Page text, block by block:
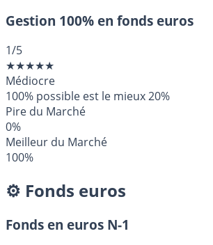
Gestion 100% en fonds euros
1/5
★★★★★
Médiocre
100% possible est le mieux20%
Pire du Marché
0%
Meilleur du Marché
100%
⚙️ Fonds euros
Fonds en euros N-1